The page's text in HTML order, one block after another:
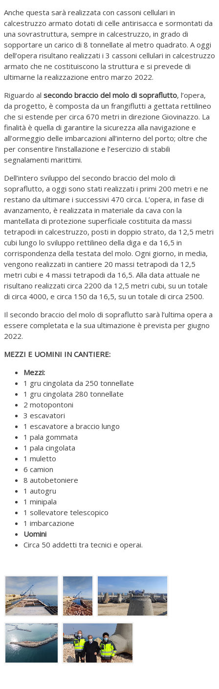
Anche questa sarà realizzata con cassoni cellulari in
calcestruzzo armato dotati di celle antirisacca e sormontati da
una sovrastruttura, sempre in calcestruzzo, in grado di
sopportare un carico di 8 tonnellate al metro quadrato. A oggi
dell’opera risultano realizzati i 3 cassoni cellulari in calcestruzzo
armato che ne costituiscono la struttura e si prevede di
ultimarne la realizzazione entro marzo 2022.
Riguardo al secondo braccio del molo di sopraflutto, l’opera,
da progetto, è composta da un frangiflutti a gettata rettilineo
che si estende per circa 670 metri in direzione Giovinazzo. La
finalità è quella di garantire la sicurezza alla navigazione e
all’ormeggio delle imbarcazioni all’interno del porto; oltre che
per consentire l’installazione e l’esercizio di stabili
segnalamenti marittimi.
Dell’intero sviluppo del secondo braccio del molo di
sopraflutto, a oggi sono stati realizzati i primi 200 metri e ne
restano da ultimare i successivi 470 circa. L’opera, in fase di
avanzamento, è realizzata in materiale da cava con la
mantellata di protezione superficiale costituita da massi
tetrapodi in calcestruzzo, posti in doppio strato, da 12,5 metri
cubi lungo lo sviluppo rettilineo della diga e da 16,5 in
corrispondenza della testata del molo. Ogni giorno, in media,
vengono realizzati in cantiere 20 massi tetrapodi da 12,5
metri cubi e 4 massi tetrapodi da 16,5. Alla data attuale ne
risultano realizzati circa 2200 da 12,5 metri cubi, su un totale
di circa 4000, e circa 150 da 16,5, su un totale di circa 2500.
Il secondo braccio del molo di sopraflutto sarà l’ultima opera a
essere completata e la sua ultimazione è prevista per giugno
2022.
MEZZI E UOMINI IN CANTIERE:
Mezzi:
1 gru cingolata da 250 tonnellate
1 gru cingolata 280 tonnellate
2 motopontoni
3 escavatori
1 escavatore a braccio lungo
1 pala gommata
1 pala cingolata
1 muletto
6 camion
8 autobetoniere
1 autogru
1 minipala
1 sollevatore telescopico
1 imbarcazione
Uomini
Circa 50 addetti tra tecnici e operai.